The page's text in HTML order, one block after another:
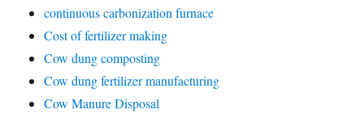
continuous carbonization furnace
Cost of fertilizer making
Cow dung composting
Cow dung fertilizer manufacturing
Cow Manure Disposal